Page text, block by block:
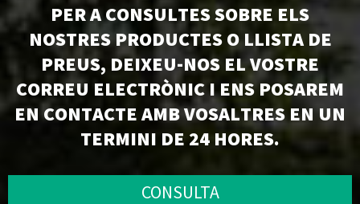
PER A CONSULTES SOBRE ELS
NOSTRES PRODUCTES O LLISTA DE
PREUS, DEIXEU-NOS EL VOSTRE
CORREU ELECTRÒNIC I ENS POSAREM
EN CONTACTE AMB VOSALTRES EN UN
TERMINI DE 24 HORES.
CONSULTA